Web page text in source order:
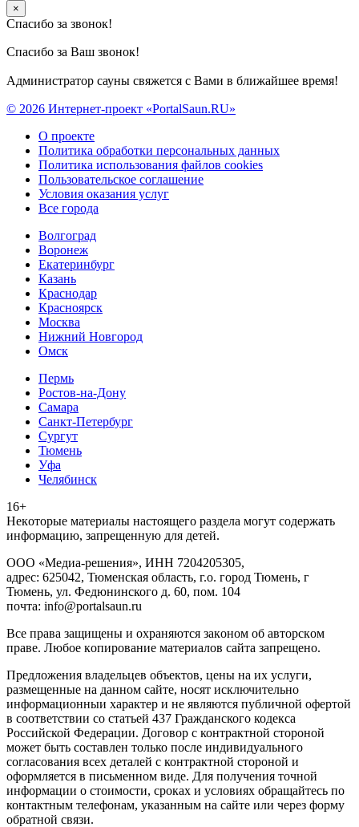
×
Спасибо за звонок!
Спасибо за Ваш звонок!
Администратор сауны свяжется с Вами в ближайшее время!
© 2026 Интернет-проект «PortalSaun.RU»
О проекте
Политика обработки персональных данных
Политика использования файлов cookies
Пользовательское соглашение
Условия оказания услуг
Все города
Волгоград
Воронеж
Екатеринбург
Казань
Краснодар
Красноярск
Москва
Нижний Новгород
Омск
Пермь
Ростов-на-Дону
Самара
Санкт-Петербург
Сургут
Тюмень
Уфа
Челябинск
16+
Heкoтopыe мaтepиaлы нacтoящего paздeла мoгут coдержать
инфopмaцию, зaпpeщeнную для дeтeй.
ООО «Медиа-решения», ИНН 7204205305,
адрес: 625042, Тюменская область, г.о. город Тюмень, г
Тюмень, ул. Федюнинского д. 60, пом. 104
почта: info@portalsaun.ru
Вce прaвa зaщищeны и oxpaняютcя зaкoнoм oб aвтopcкoм
прaве. Любoe кoпиpoвaниe мaтepиaлов caйтa зaпpeщeнo.
Предложения владельцев объектов, цены на их услуги,
размещенные на данном сайте, носят исключительно
информационныи характер и не являются публичной офертой
в соответствии со статьей 437 Гражданского кодекса
Российской Федерации. Договор с контрактной стороной
может быть составлен только после индивидуального
согласования всех деталей с контрактной стороной и
оформляется в письменном виде. Для получения точной
информации о стоимости, сроках и условиях обращайтесь по
контактным телефонам, указанным на сайте или через форму
обратной связи.